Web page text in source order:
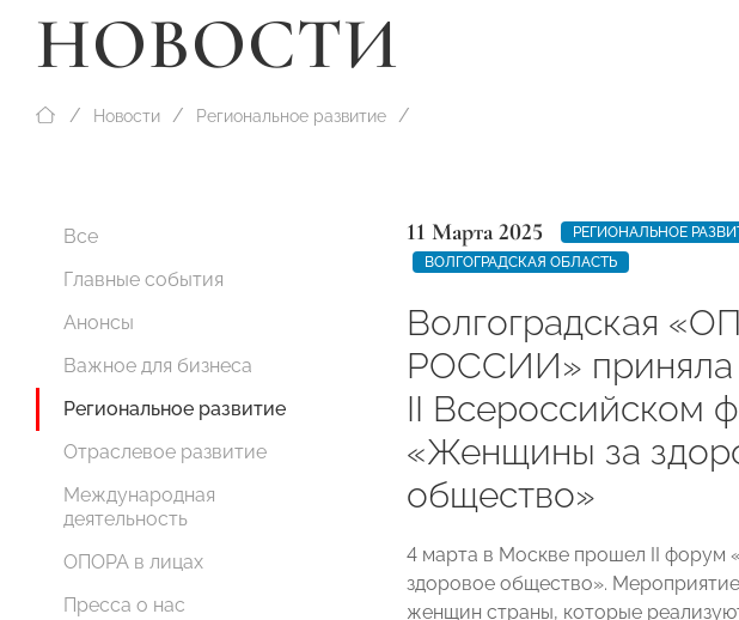
НОВОСТИ
Новости Региональное развитие
Все
Главные события
Анонсы
Важное для бизнеса
Региональное развитие
Отраслевое развитие
Международная
деятельность
ОПОРА в лицах
Пресса о нас
11 Марта 2025
РЕГИОНАЛЬНОЕ
ВОЛГОГРАДСКАЯ ОБЛАСТЬ
Волгоградская
РОССИИ» приняла
II Всероссийском
«Женщины за
общество»
4 марта в Москве прошел II форум
здоровое общество».
женщин страны, которые